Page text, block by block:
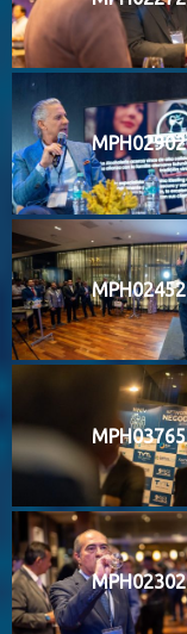
MPH02902
MPH02452
MPH03765
MPH02302